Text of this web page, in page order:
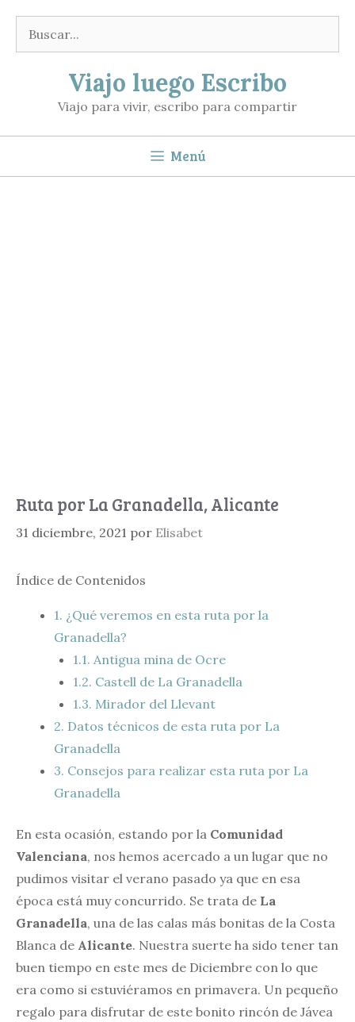
contenido
Buscar:
Viajo luego Escribo
Viajo para vivir, escribo para compartir
Menú
Ruta por La Granadella, Alicante
31 diciembre, 2021 por Elisabet
Índice de Contenidos
1. ¿Qué veremos en esta ruta por la
Granadella?
1.1. Antigua mina de Ocre
1.2. Castell de La Granadella
1.3. Mirador del Llevant
2. Datos técnicos de esta ruta por La
Granadella
3. Consejos para realizar esta ruta por La
Granadella
En esta ocasión, estando por la Comunidad
Valenciana, nos hemos acercado a un lugar que no
pudimos visitar el verano pasado ya que en esa
época está muy concurrido. Se trata de La
Granadella, una de las calas más bonitas de la Costa
Blanca de Alicante. Nuestra suerte ha sido tener tan
buen tiempo en este mes de Diciembre con lo que
era como si estuviéramos en primavera. Un pequeño
regalo para disfrutar de este bonito rincón de Jávea